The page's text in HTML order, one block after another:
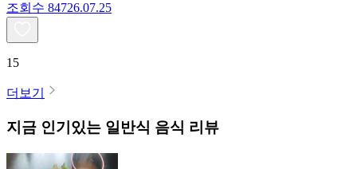
조회수 84726.07.25
15
더보기
지금 인기있는 일반식 음식 리뷰